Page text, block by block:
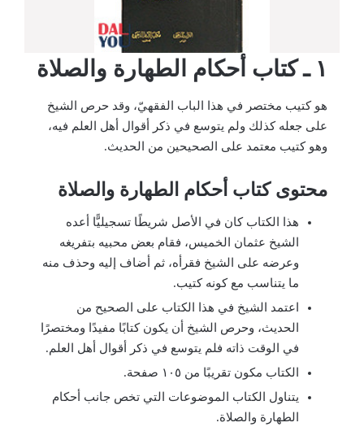
١ ـ كتاب أحكام الطهارة والصلاة
هو كتيب مختصر في هذا الباب الفقهيّ، وقد حرص الشيخ
على جعله كذلك ولم يتوسع في ذكر أقوال أهل العلم فيه،
وهو كتيب معتمد على الصحيحين من الحديث.
محتوى كتاب أحكام الطهارة والصلاة
هذا الكتاب كان في الأصل شريطًا تسجيليًّا أعده
الشيخ عثمان الخميس، فقام بعض محبيه بتفريغه
وعرضه على الشيخ فقرأه، ثم أضاف إليه وحذف منه
ما يتناسب مع كونه كتيب.
اعتمد الشيخ في هذا الكتاب على الصحيح من
الحديث، وحرص الشيخ أن يكون كتابًا مفيدًا ومختصرًا
في الوقت ذاته فلم يتوسع في ذكر أقوال أهل العلم.
الكتاب مكون تقريبًا من ١٠٥ صفحة.
يتناول الكتاب الموضوعات التي تخص جانب أحكام
الطهارة والصلاة.